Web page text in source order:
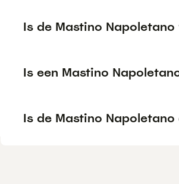
Is de Mastino
Is een Mastino
Is de Mastino Napoletano